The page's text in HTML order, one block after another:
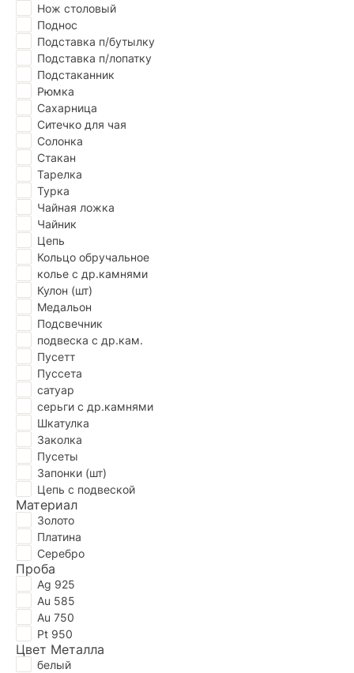
Нож столовый
Поднос
Подставка п/бутылку
Подставка п/лопатку
Подстаканник
Рюмка
Сахарница
Ситечко для чая
Солонка
Стакан
Тарелка
Турка
Чайная ложка
Чайник
Цепь
Кольцо обручальное
колье с др.камнями
Кулон (шт)
Медальон
Подсвечник
подвеска с др.кам.
Пусетт
Пуссета
сатуар
серьги с др.камнями
Шкатулка
Заколка
Пусеты
Запонки (шт)
Цепь с подвеской
Материал
Золото
Платина
Серебро
Проба
Ag 925
Au 585
Au 750
Pt 950
Цвет Металла
белый